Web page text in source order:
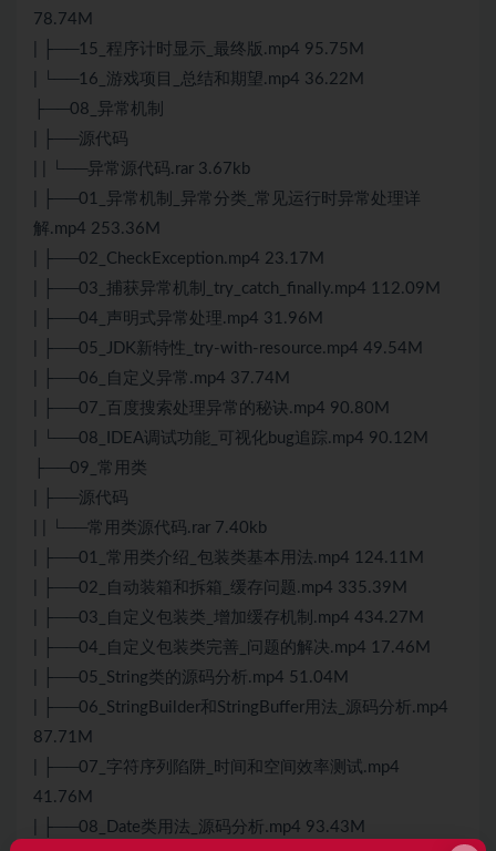
78.74M
| ├──15_程序计时显示_最终版.mp4 95.75M
| └──16_游戏项目_总结和期望.mp4 36.22M
├──08_异常机制
| ├──源代码
| | └──异常源代码.rar 3.67kb
| ├──01_异常机制_异常分类_常见运行时异常处理详
解.mp4 253.36M
| ├──02_CheckException.mp4 23.17M
| ├──03_捕获异常机制_try_catch_finally.mp4 112.09M
| ├──04_声明式异常处理.mp4 31.96M
| ├──05_JDK新特性_try-with-resource.mp4 49.54M
| ├──06_自定义异常.mp4 37.74M
| ├──07_百度搜索处理异常的秘诀.mp4 90.80M
| └──08_IDEA调试功能_可视化bug追踪.mp4 90.12M
├──09_常用类
| ├──源代码
| | └──常用类源代码.rar 7.40kb
| ├──01_常用类介绍_包装类基本用法.mp4 124.11M
| ├──02_自动装箱和拆箱_缓存问题.mp4 335.39M
| ├──03_自定义包装类_增加缓存机制.mp4 434.27M
| ├──04_自定义包装类完善_问题的解决.mp4 17.46M
| ├──05_String类的源码分析.mp4 51.04M
| ├──06_StringBuilder和StringBuffer用法_源码分析.mp4
87.71M
| ├──07_字符序列陷阱_时间和空间效率测试.mp4
41.76M
| ├──08_Date类用法_源码分析.mp4 93.43M